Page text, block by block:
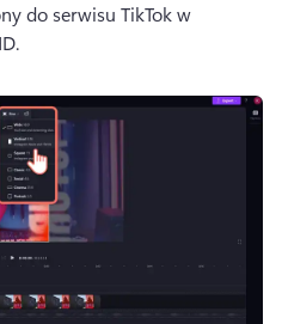
do serwisu TikTok w